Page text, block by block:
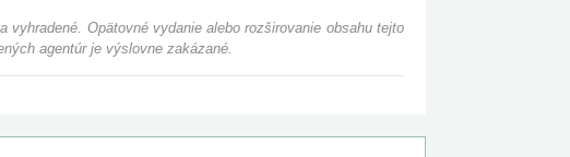
Opätovné vydanie alebo rozširovanie obsahu tejto
agentúr je výslovne zakázané.